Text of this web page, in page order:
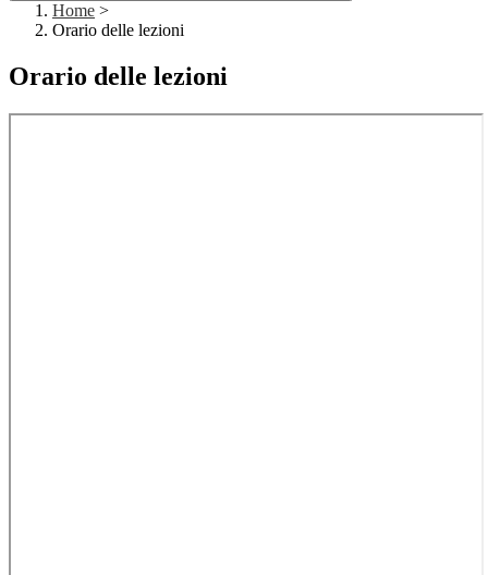
Home >
Orario delle lezioni
Orario delle lezioni